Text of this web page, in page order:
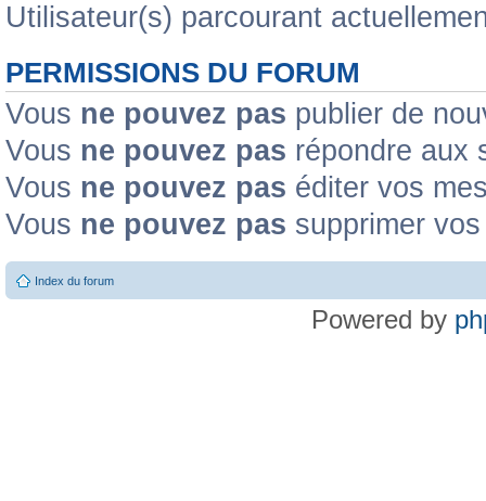
Utilisateur(s) parcourant
PERMISSIONS DU FORUM
Vous ne pouvez pas publier de
Vous ne pouvez pas répondre aux
Vous ne pouvez pas éditer vos
Vous ne pouvez pas supprimer
Index du forum
Powered by